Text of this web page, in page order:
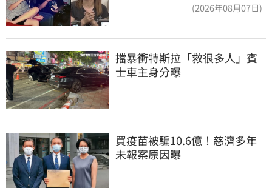
(2026年08月07日)
擋暴衝特斯拉「救很多人」賓
士車主身分曝
買疫苗被騙10.6億！慈濟多年
未報案原因曝